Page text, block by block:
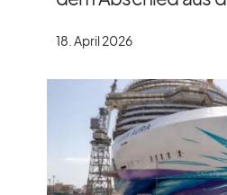
18. April 2026